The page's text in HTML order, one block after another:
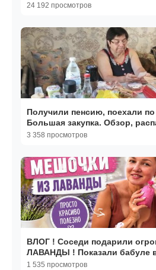
24 192 просмотров
Получили пенсию, поехали по
Большая закупка. Обзор,
3 358 просмотров
ВЛОГ ! Соседи подарили
ЛАВАНДЫ ! Показали бабуле
1 535 просмотров